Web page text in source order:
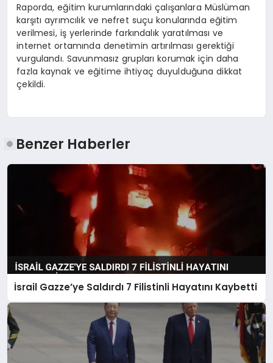
Raporda, eğitim kurumlarındaki çalışanlara Müslüman
karşıtı ayrımcılık ve nefret suçu konularında eğitim
verilmesi, iş yerlerinde farkındalık yaratılması ve
internet ortamında denetimin artırılması gerektiği
vurgulandı. Savunmasız grupları korumak için daha
fazla kaynak ve eğitime ihtiyaç duyulduğuna dikkat
çekildi.
Benzer Haberler
İsrail Gazze’ye Saldırdı 7 Filistinli Hayatını Kaybetti